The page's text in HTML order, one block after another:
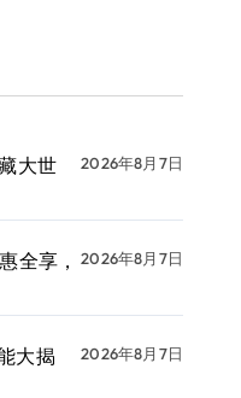
大世
2026年8月7日
全享，
2026年8月7日
大揭
2026年8月7日